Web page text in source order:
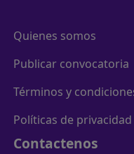
Quienes somos
Publicar convocatoria
Términos y
Políticas de privacidad
Contactenos